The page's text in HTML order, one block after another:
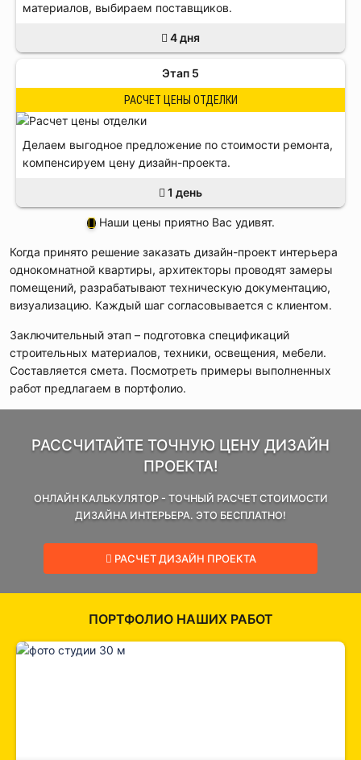
материалов, выбираем поставщиков.
4 дня
Этап 5
РАСЧЕТ ЦЕНЫ ОТДЕЛКИ
Делаем выгодное предложение по стоимости ремонта,
компенсируем цену дизайн-проекта.
1 день
Наши цены приятно Вас удивят.
Когда принято решение заказать дизайн-проект интерьера
однокомнатной квартиры, архитекторы проводят замеры
помещений, разрабатывают техническую документацию,
визуализацию. Каждый шаг согласовывается с клиентом.
Заключительный этап – подготовка спецификаций
строительных материалов, техники, освещения, мебели.
Составляется смета. Посмотреть примеры выполненных
работ предлагаем в портфолио.
РАССЧИТАЙТЕ ТОЧНУЮ ЦЕНУ ДИЗАЙН
ПРОЕКТА!
ОНЛАЙН КАЛЬКУЛЯТОР - ТОЧНЫЙ РАСЧЕТ СТОИМОСТИ
ДИЗАЙНА ИНТЕРЬЕРА. ЭТО БЕСПЛАТНО!
РАСЧЕТ ДИЗАЙН ПРОЕКТА
ПОРТФОЛИО НАШИХ РАБОТ